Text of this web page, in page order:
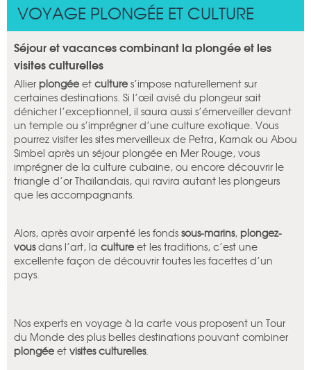
VOYAGE PLONGÉE ET CULTURE
Séjour et vacances combinant la plongée et les
visites culturelles
Allier plongée et culture s’impose naturellement sur
certaines destinations. Si l’œil avisé du plongeur sait
dénicher l’exceptionnel, il saura aussi s’émerveiller devant
un temple ou s’imprégner d’une culture exotique. Vous
pourrez visiter les sites merveilleux de Petra, Karnak ou Abou
Simbel après un séjour plongée en Mer Rouge, vous
imprégner de la culture cubaine, ou encore découvrir le
triangle d’or Thaïlandais, qui ravira autant les plongeurs
que les accompagnants.
Alors, après avoir arpenté les fonds sous-marins, plongez-
vousdans l’art, la culture et les traditions, c’est une
excellente façon de découvrir toutes les facettes d’un
pays.
Nos experts en voyage à la carte vous proposent un Tour
du Monde des plus belles destinations pouvant combiner
plongée et visites culturelles.